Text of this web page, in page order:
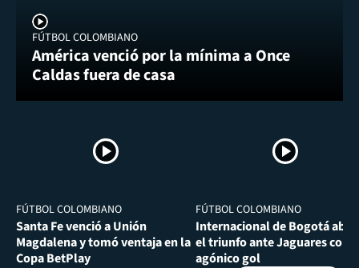
FÚTBOL COLOMBIANO
América venció por la mínima a Once
Caldas fuera de casa
FÚTBOL COLOMBIANO
Santa Fe venció a Unión
Magdalena y tomó ventaja en la
Copa BetPlay
FÚTBOL COLOMBIANO
Internacional de Bogotá
el triunfo ante Jaguares con
agónico gol